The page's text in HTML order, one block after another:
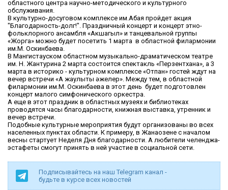
областного центра научно-методического и культурного
обслуживания.
В культурно-досуговом комплексе им.Абая пройдет акция
"Благодарность-долг!". Праздничный концерт и концерт этно-
фольклорного ансамбля «Акшагыл» и танцевальной группы
«Жорга» можно будет посетить 1 марта в областной филармонии
им.М. Оскинбаева.
В Мангистауском областном музыкально-драматическом театре
им. Н. Жантурина 2 марта состоится спектакль «Перзентхана», а 3
марта в историко - культурном комплексе «Отпан» гостей ждут на
вечер встречи «Ақ жаулықты әжелер». Между тем, в областной
филармонии им.М. Оскинбаева в этот день будет подготовлен
концерт малого симфонического оркестра.
А еще в этот праздник в областных музеях и библиотеках
проводятся часы благодарности, книжная выставка, утренник и
вечер встречи.
Подобные культурные мероприятия будут организованы во всех
населенных пунктах области. К примеру, в Жанаозене с началом
весны стартует Неделя Дня благодарности. А любители челенджа-
эстафеты смогут принять в ней участие в социальной сети.
Подписывайтесь на наш Telegram канал -
будьте в курсе всех новостей